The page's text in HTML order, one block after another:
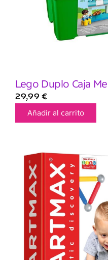
Lego Duplo Caja
29,99 €
Añadir al carrito